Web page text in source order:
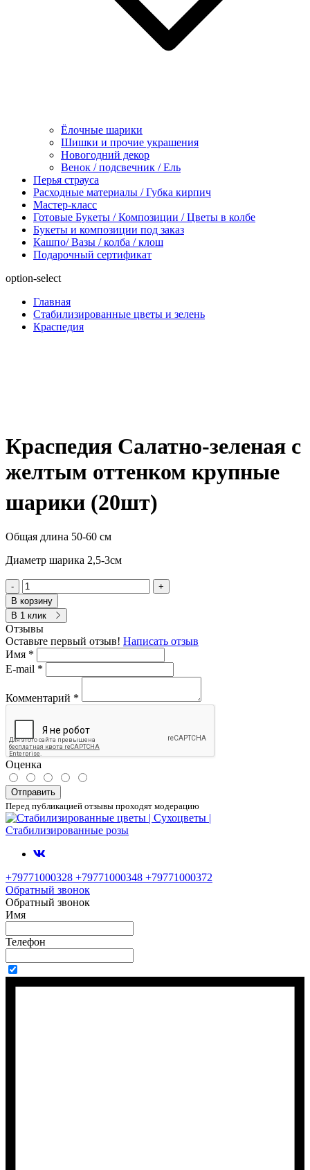
Ёлочные шарики
Шишки и прочие украшения
Новогодний декор
Венок / подсвечник / Ель
Перья страуса
Расходные материалы / Губка кирпич
Мастер-класс
Готовые Букеты / Композиции / Цветы в колбе
Букеты и композиции под заказ
Кашпо/ Вазы / колба / клош
Подарочный сертификат
option-select
Главная
Стабилизированные цветы и зелень
Краспедия
Краспедия Салатно-зеленая с
желтым оттенком крупные
шарики (20шт)
Общая длина 50-60 см
Диаметр шарика 2,5-3см
-
+
В корзину
В 1 клик
Отзывы
Оставьте первый отзыв! Написать отзыв
Имя *
E-mail *
Комментарий *
Оценка
Отправить
Перед публикацией отзывы проходят модерацию
+79771000328 +79771000348 +79771000372
Обратный звонок
Обратный звонок
Имя
Телефон